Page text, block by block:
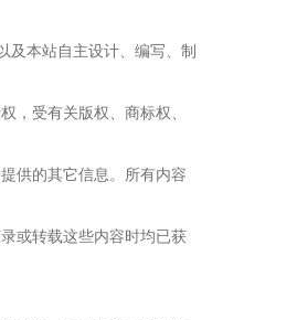
及本站自主设计、编写、制
，受有关版权、商标权、
供的其它信息。所有内容
或转载这些内容时均已获